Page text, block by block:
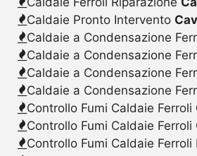
Caldaie Pronto Intervento
Caldaie a Condensazione
Caldaie a Condensazione
Caldaie a Condensazione
Caldaie a Condensazione
Controllo Fumi Caldaie Ferroli
Controllo Fumi Caldaie Ferroli
Controllo Fumi Caldaie Ferroli